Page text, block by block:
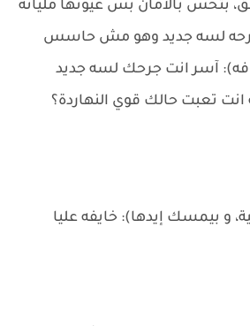
بتحس بالأمان بس عيونها مليانه
جرحه لسه جديد وهو مش حاسس
آسر انت جرحك لسه جديد
تعبت حالك قوي النهاردة؟
و بيمسك إيدها): خايفه عليا